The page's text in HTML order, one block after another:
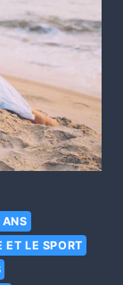
ET LE SPORT